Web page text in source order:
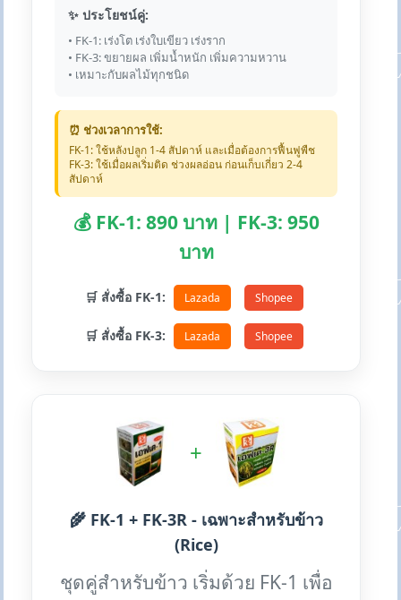
✨ ประโยชน์คู่:
• FK-1: เร่งโต เร่งใบเขียว เร่งราก
• FK-3: ขยายผล เพิ่มน้ำหนัก เพิ่มความหวาน
• เหมาะกับผลไม้ทุกชนิด
⏰ ช่วงเวลาการใช้:
FK-1: ใช้หลังปลูก 1-4 สัปดาห์ และเมื่อต้องการฟื้นฟูพืช
FK-3: ใช้เมื่อผลเริ่มติด ช่วงผลอ่อน ก่อนเก็บเกี่ยว 2-4
สัปดาห์
💰 FK-1: 890 บาท | FK-3: 950
บาท
🛒 สั่งซื้อ FK-1: Lazada Shopee
🛒 สั่งซื้อ FK-3: Lazada Shopee
+
🌾 FK-1 + FK-3R - เฉพาะสำหรับข้าว
(Rice)
ชุดคู่สำหรับข้าว เริ่มด้วย FK-1 เพื่อ